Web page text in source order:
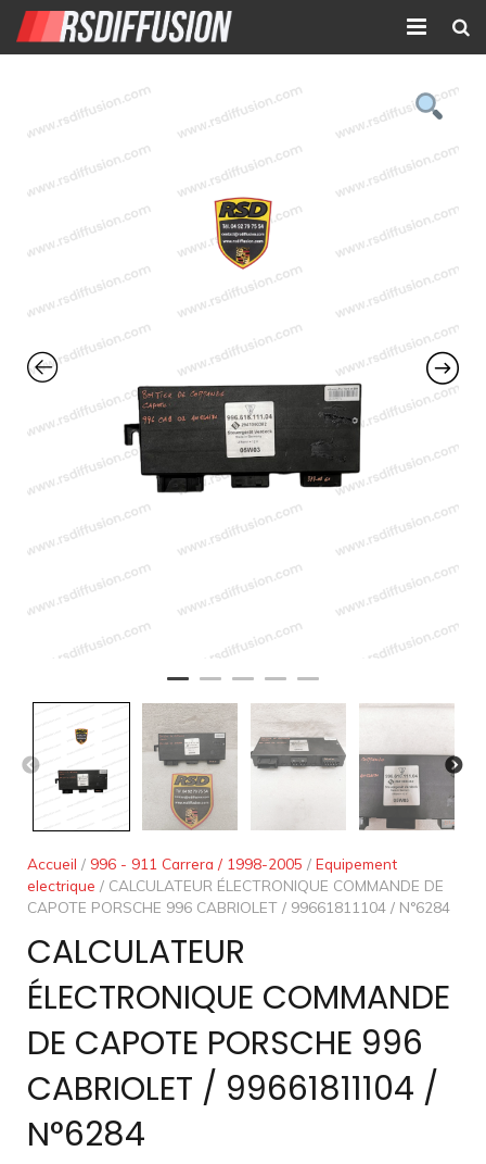
Nouvelles annonces
Annonces prolongées
Atelier mécanique
Accueil / 996 - 911 Carrera / 1998-2005 / Equipement
electrique / CALCULATEUR ÉLECTRONIQUE COMMANDE DE
CAPOTE PORSCHE 996 CABRIOLET / 99661811104 / N°6284
CALCULATEUR
ÉLECTRONIQUE COMMANDE
DE CAPOTE PORSCHE 996
CABRIOLET / 99661811104 /
N°6284